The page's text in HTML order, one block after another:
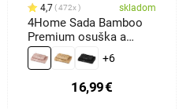
4,7 472x skladom
4Home Sada Bamboo
Premium osuška a
uterák ružová, 70 x 140
cm, 50 x 100 cm
+6
16,99€